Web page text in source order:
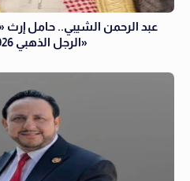
عبد الرحمن الشيبي.. حامل إرث
«الرجل الذهبي 2026» في مصر